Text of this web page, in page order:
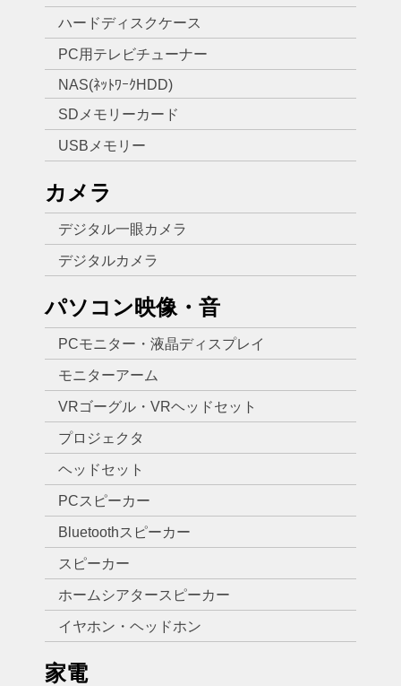
ハードディスクケース
PC用テレビチューナー
NAS(ﾈｯﾄﾜｰｸHDD)
SDメモリーカード
USBメモリー
カメラ
デジタル一眼カメラ
デジタルカメラ
パソコン映像・音
PCモニター・液晶ディスプレイ
モニターアーム
VRゴーグル・VRヘッドセット
プロジェクタ
ヘッドセット
PCスピーカー
Bluetoothスピーカー
スピーカー
ホームシアタースピーカー
イヤホン・ヘッドホン
家電